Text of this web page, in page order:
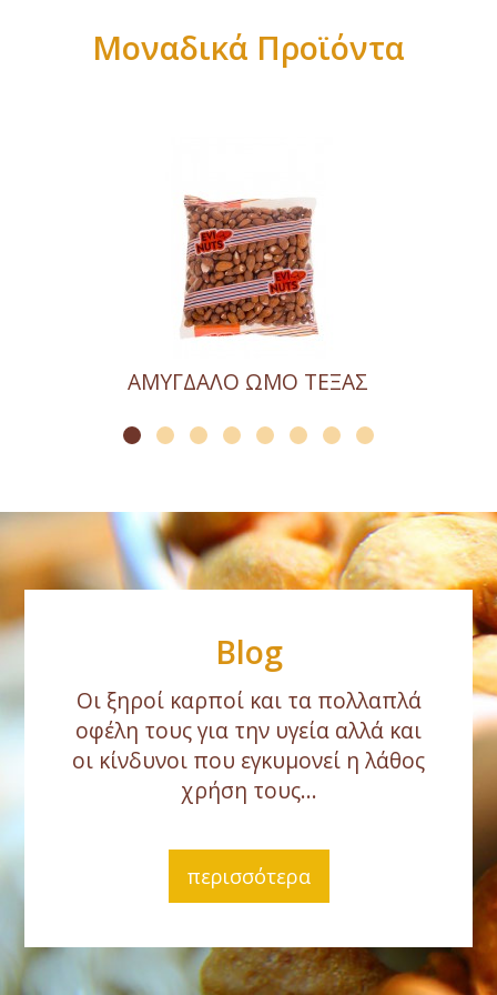
Μοναδικά Προϊόντα
ΔΑΜΑΣΚΗΝΑ ΑΠΥΡΗΝΑ
Blog
Οι ξηροί καρποί και τα πολλαπλά
οφέλη τους για την υγεία αλλά και
οι κίνδυνοι που εγκυμονεί η λάθος
χρήση τους...
περισσότερα